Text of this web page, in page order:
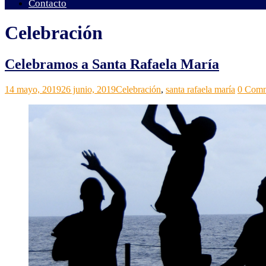
Contacto
Celebración
Celebramos a Santa Rafaela María
Grupos
Noticias,
14 mayo, 201926 junio, 2019Celebración, santa rafaela maría 0